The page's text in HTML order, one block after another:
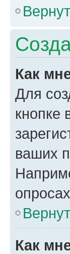
Как
Для
кнопке
ваших
Как